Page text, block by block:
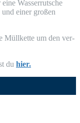
Was­ser­rut­sche
einer gro­ßen
Müll­ket­te um den ver­
du hier.